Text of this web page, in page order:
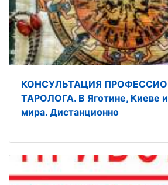
КОНСУЛЬТАЦИЯ
ТАРОЛОГА. В Яготине, Киеве
мира. Дистанционно